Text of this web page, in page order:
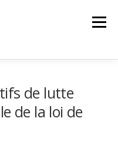
Menu
de lutte
de la loi de